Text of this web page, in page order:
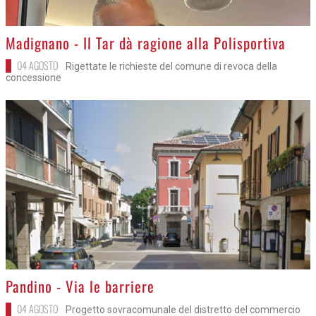
>Madignano - Il Tar dà ragione alla Polisportiva
04 AGOSTO
Rigettate le richieste del comune di revoca della
concessione
>
Pandino - Via le barriere
04 AGOSTO Progetto sovracomunale del distretto del commercio